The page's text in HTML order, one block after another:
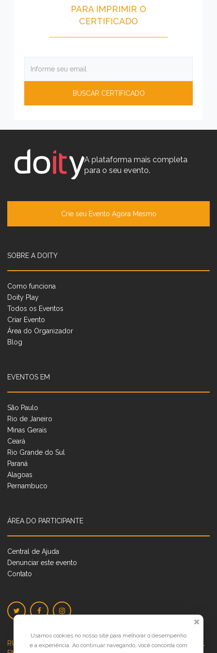
PARA IMPRIMIR O
CERTIFICADO
A plataforma mais completa
para o seu evento.
Crie seu Evento Agora Mesmo
SOBRE A DOITY
Como funciona
Doity Play
Todos os Eventos
Criar Evento
Área do Organizador
Blog
EVENTOS EM
São Paulo
Rio de Janeiro
Minas Gerais
Ceará
Rio Grande do Sul
Paraná
Alagoas
Pernambuco
ÁREA DO PARTICIPANTE
Central de Ajuda
Denunciar este evento
Contato
RUA JOSÉ PONTES DE MAGALHÃES, 70JATIÚCA, MACEIÓ - AL
Usamos cookies no nosso site para melhorar o desempenho
e a experiência. Ao continuar navegando, você concorda com